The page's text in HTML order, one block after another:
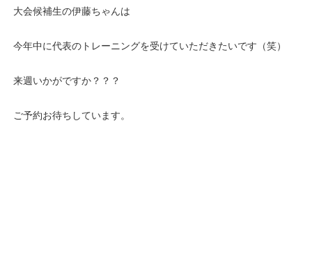
大会候補生の伊藤ちゃんは
今年中に代表のトレーニングを受けていただきたいです（笑）
来週いかがですか？？？
ご予約お待ちしています。